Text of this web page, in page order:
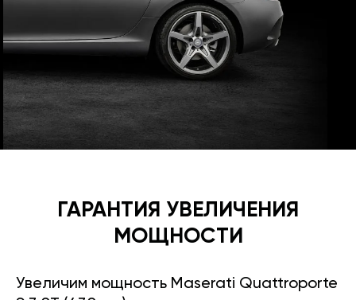
ГАРАНТИЯ УВЕЛИЧЕНИЯ
МОЩНОСТИ
Увеличим мощность Maserati Quattroporte